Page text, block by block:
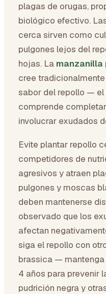
plagas de orugas,
biológico efectivo.
cerca sirven como
pulgones lejos del
hojas. La manzanilla
cree
sabor del repollo — el
comprende
involucrar exudados
Evite plantar repollo
competidores de
agresivos y atraen
pulgones y moscas
deben mantenerse
observado que los
afectan
siga el repollo con
brassica —
4 años para prevenir
pudrición negra y